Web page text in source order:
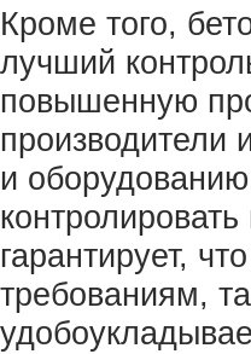
Кроме того,
лучший
повышенную
производители
и
гарантирует,
требованиям,